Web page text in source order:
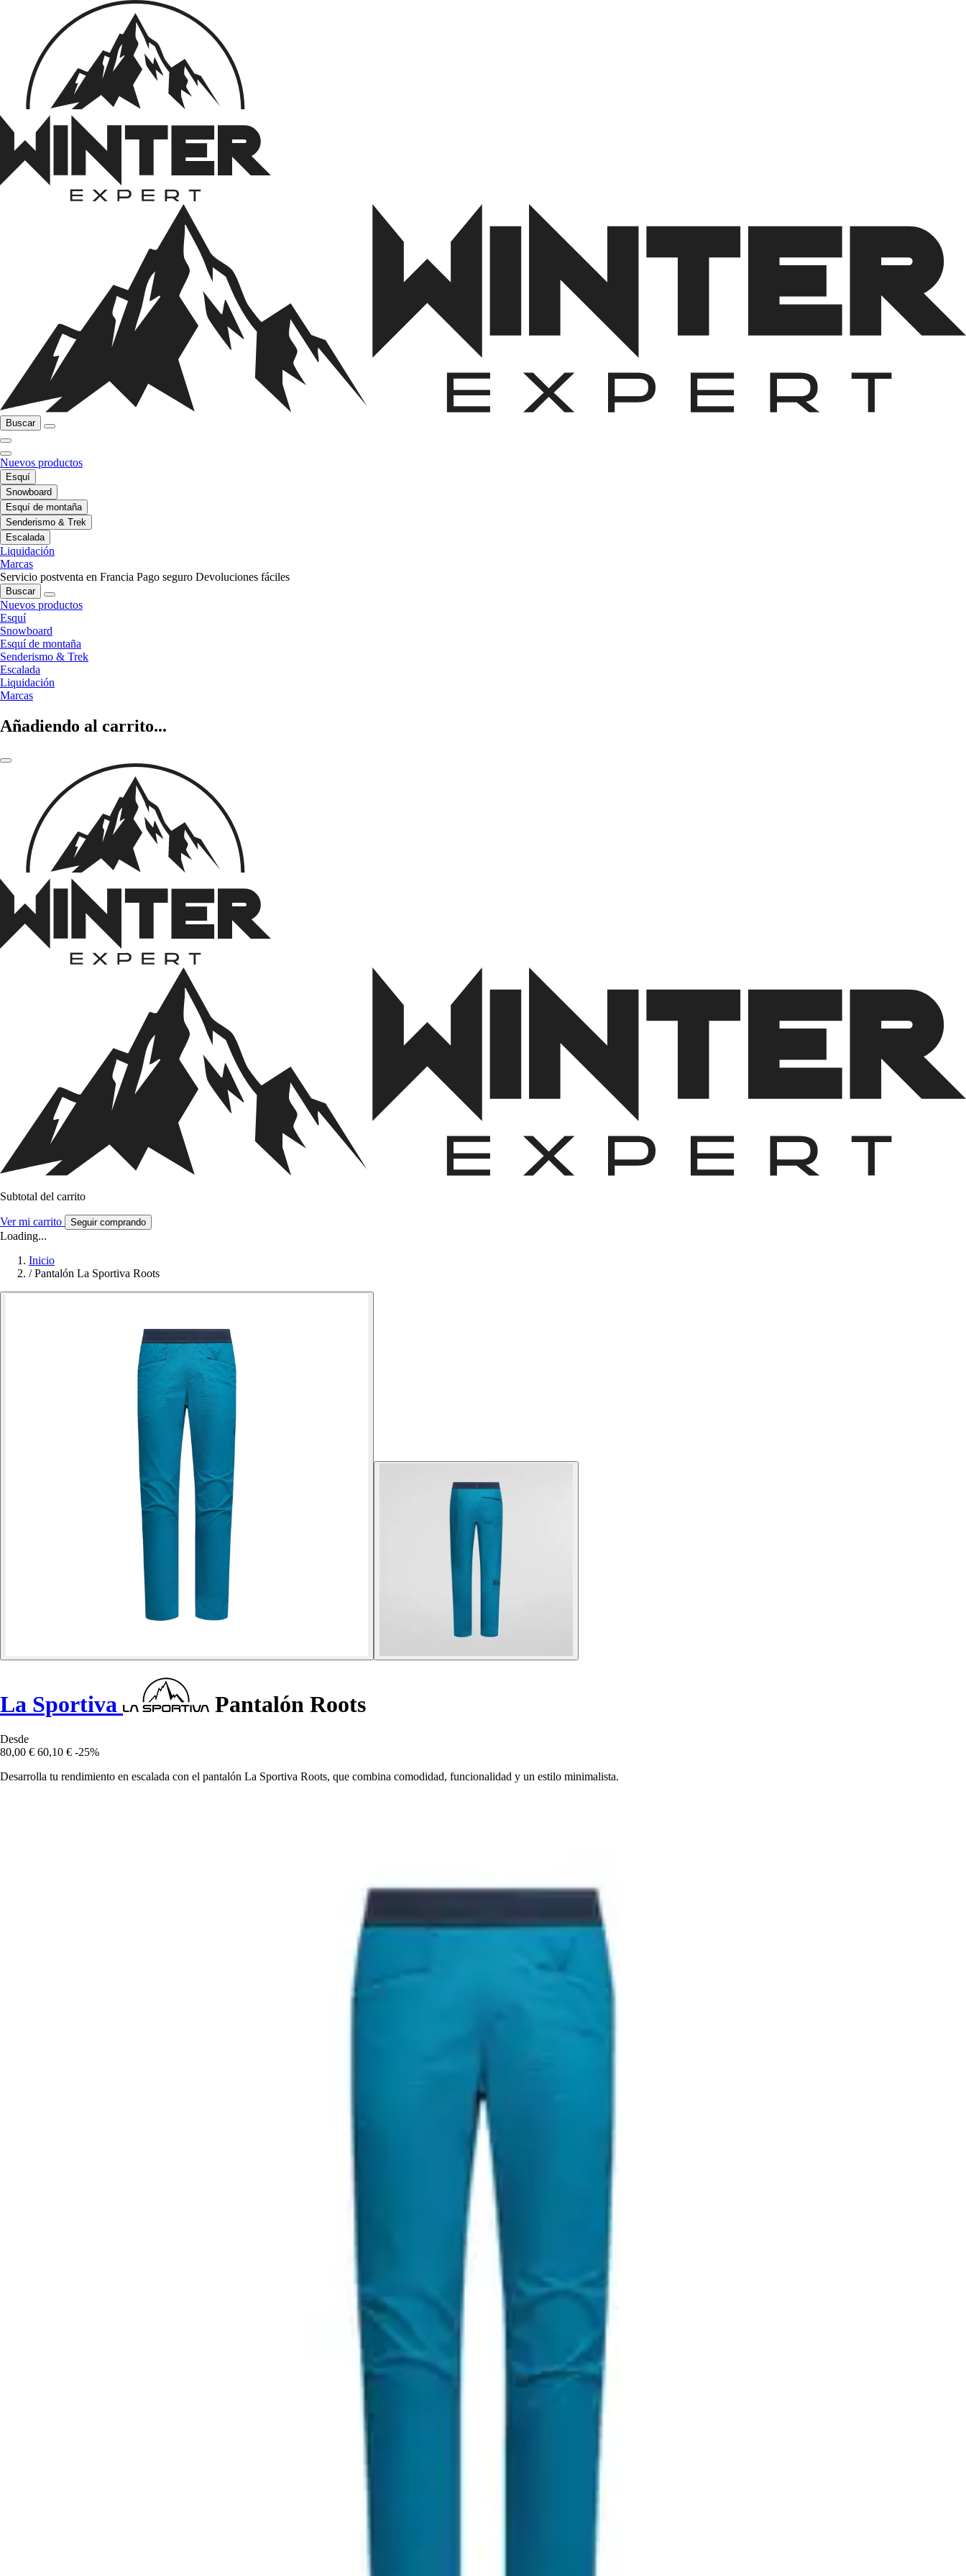
Buscar
Nuevos productos
Esquí
Snowboard
Esquí de montaña
Senderismo & Trek
Escalada
Liquidación
Marcas
Servicio postventa en Francia Pago seguro Devoluciones fáciles
Buscar
Nuevos productos
Esquí
Snowboard
Esquí de montaña
Senderismo & Trek
Escalada
Liquidación
Marcas
Añadiendo al carrito...
Subtotal del carrito
Ver mi carrito Seguir comprando
Loading...
Inicio
/ Pantalón La Sportiva Roots
La Sportiva Pantalón Roots
Desde
80,00 € 60,10 € -25%
Desarrolla tu rendimiento en escalada con el pantalón La Sportiva Roots, que combina comodidad, funcionalidad y un estilo minimalista.